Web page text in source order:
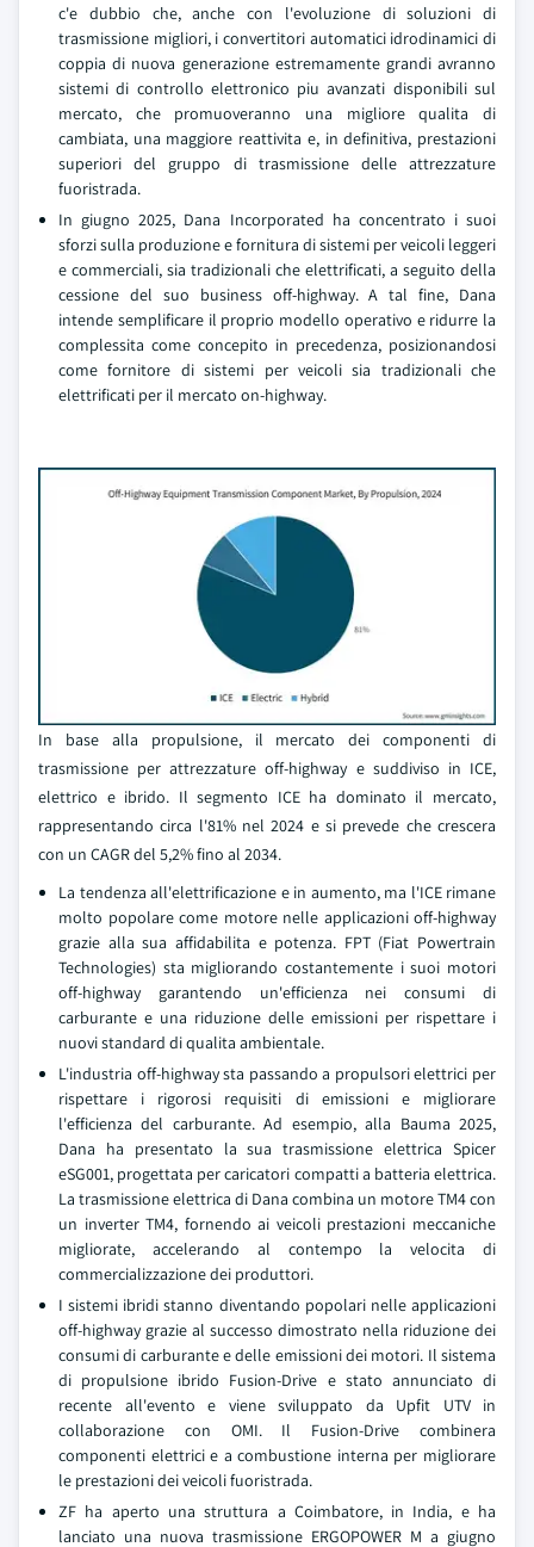
c'e dubbio che, anche con l'evoluzione di soluzioni di
trasmissione migliori, i convertitori automatici idrodinamici di
coppia di nuova generazione estremamente grandi avranno
sistemi di controllo elettronico piu avanzati disponibili sul
mercato, che promuoveranno una migliore qualita di
cambiata, una maggiore reattivita e, in definitiva, prestazioni
superiori del gruppo di trasmissione delle attrezzature
fuoristrada.
In giugno 2025, Dana Incorporated ha concentrato i suoi
sforzi sulla produzione e fornitura di sistemi per veicoli leggeri
e commerciali, sia tradizionali che elettrificati, a seguito della
cessione del suo business off-highway. A tal fine, Dana
intende semplificare il proprio modello operativo e ridurre la
complessita come concepito in precedenza, posizionandosi
come fornitore di sistemi per veicoli sia tradizionali che
elettrificati per il mercato on-highway.
In base alla propulsione, il mercato dei componenti di
trasmissione per attrezzature off-highway e suddiviso in ICE,
elettrico e ibrido. Il segmento ICE ha dominato il mercato,
rappresentando circa l'81% nel 2024 e si prevede che crescera
con un CAGR del 5,2% fino al 2034.
La tendenza all'elettrificazione e in aumento, ma l'ICE rimane
molto popolare come motore nelle applicazioni off-highway
grazie alla sua affidabilita e potenza. FPT (Fiat Powertrain
Technologies) sta migliorando costantemente i suoi motori
off-highway garantendo un'efficienza nei consumi di
carburante e una riduzione delle emissioni per rispettare i
nuovi standard di qualita ambientale.
L'industria off-highway sta passando a propulsori elettrici per
rispettare i rigorosi requisiti di emissioni e migliorare
l'efficienza del carburante. Ad esempio, alla Bauma 2025,
Dana ha presentato la sua trasmissione elettrica Spicer
eSG001, progettata per caricatori compatti a batteria elettrica.
La trasmissione elettrica di Dana combina un motore TM4 con
un inverter TM4, fornendo ai veicoli prestazioni meccaniche
migliorate, accelerando al contempo la velocita di
commercializzazione dei produttori.
I sistemi ibridi stanno diventando popolari nelle applicazioni
off-highway grazie al successo dimostrato nella riduzione dei
consumi di carburante e delle emissioni dei motori. Il sistema
di propulsione ibrido Fusion-Drive e stato annunciato di
recente all'evento e viene sviluppato da Upfit UTV in
collaborazione con OMI. Il Fusion-Drive combinera
componenti elettrici e a combustione interna per migliorare
le prestazioni dei veicoli fuoristrada.
ZF ha aperto una struttura a Coimbatore, in India, e ha
lanciato una nuova trasmissione ERGOPOWER M a giugno